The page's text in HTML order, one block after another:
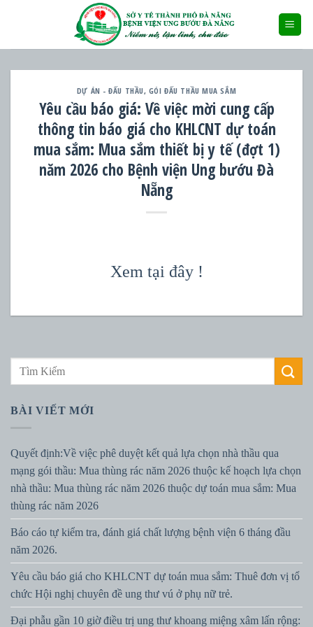
DỰ ÁN - ĐẤU THẦU, GÓI ĐẤU THẦU MUA SẮM
Yêu cầu báo giá: Về việc mời cung cấp
thông tin báo giá cho KHLCNT dự toán
mua sắm: Mua sắm thiết bị y tế (đợt 1)
năm 2026 cho Bệnh viện Ung bướu Đà
Nẵng
Xem tại đây !
BÀI VIẾT MỚI
Quyết định:Về việc phê duyệt kết quả lựa chọn nhà thầu qua
mạng gói thầu: Mua thùng rác năm 2026 thuộc kế hoạch lựa chọn
nhà thầu: Mua thùng rác năm 2026 thuộc dự toán mua sắm: Mua
thùng rác năm 2026
Báo cáo tự kiểm tra, đánh giá chất lượng bệnh viện 6 tháng đầu
năm 2026.
Yêu cầu báo giá cho KHLCNT dự toán mua sắm: Thuê đơn vị tổ
chức Hội nghị chuyên đề ung thư vú ở phụ nữ trẻ.
Đại phẫu gần 10 giờ điều trị ung thư khoang miệng xâm lấn rộng: